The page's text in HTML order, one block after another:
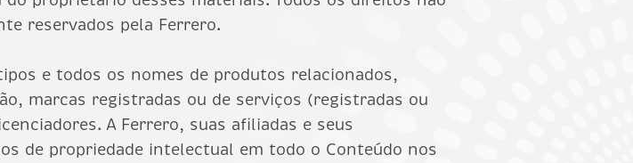
reservados pela Ferrero.
e todos os nomes de produtos relacionados,
marcas registradas ou de serviços (registradas ou
A Ferrero, suas afiliadas e seus
de propriedade intelectual em todo o Conteúdo nos